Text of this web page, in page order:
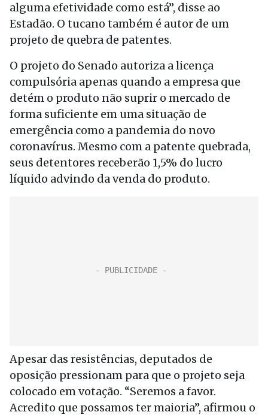
alguma efetividade como está”, disse ao
Estadão. O tucano também é autor de um
projeto de quebra de patentes.
O projeto do Senado autoriza a licença
compulsória apenas quando a empresa que
detém o produto não suprir o mercado de
forma suficiente em uma situação de
emergência como a pandemia do novo
coronavírus. Mesmo com a patente quebrada,
seus detentores receberão 1,5% do lucro
líquido advindo da venda do produto.
Apesar das resistências, deputados de
oposição pressionam para que o projeto seja
colocado em votação. “Seremos a favor.
Acredito que possamos ter maioria”, afirmou o